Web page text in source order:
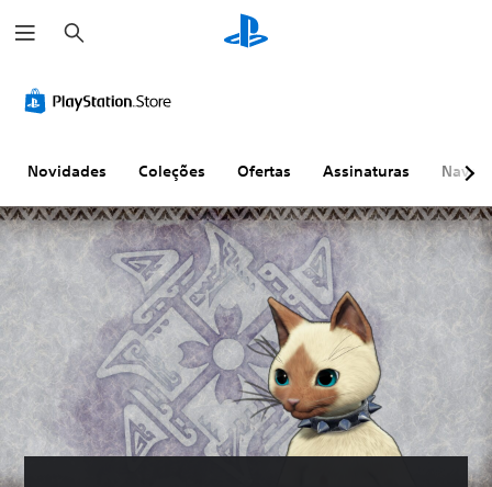
e
s
i
s
Novidades Coleções Ofertas Assinaturas